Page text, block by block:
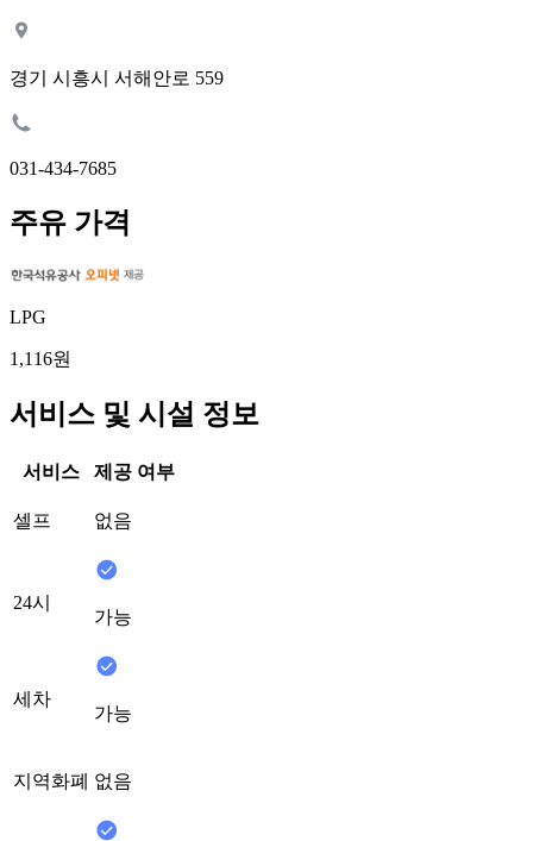
경기 시흥시 서해안로 559
031-434-7685
주유 가격
LPG
1,116원
서비스 및 시설 정보
서비스 제공 여부
셀프 없음
24시
가능
세차
가능
지역화폐 없음